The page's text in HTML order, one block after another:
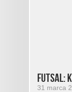
Futsal:
31 marca